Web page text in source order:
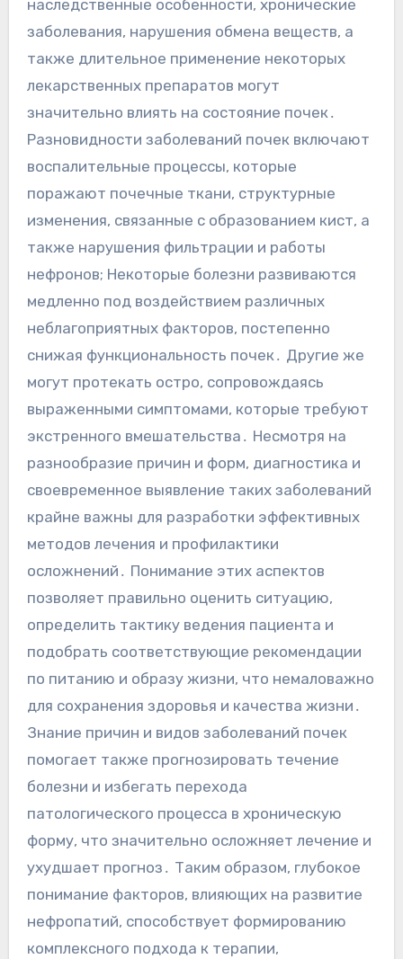
наследственные особенности, хронические
заболевания, нарушения обмена веществ, а
также длительное применение некоторых
лекарственных препаратов могут
значительно влиять на состояние почек․
Разновидности заболеваний почек включают
воспалительные процессы, которые
поражают почечные ткани, структурные
изменения, связанные с образованием кист, а
также нарушения фильтрации и работы
нефронов; Некоторые болезни развиваются
медленно под воздействием различных
неблагоприятных факторов, постепенно
снижая функциональность почек․ Другие же
могут протекать остро, сопровождаясь
выраженными симптомами, которые требуют
экстренного вмешательства․ Несмотря на
разнообразие причин и форм, диагностика и
своевременное выявление таких заболеваний
крайне важны для разработки эффективных
методов лечения и профилактики
осложнений․ Понимание этих аспектов
позволяет правильно оценить ситуацию,
определить тактику ведения пациента и
подобрать соответствующие рекомендации
по питанию и образу жизни, что немаловажно
для сохранения здоровья и качества жизни․
Знание причин и видов заболеваний почек
помогает также прогнозировать течение
болезни и избегать перехода
патологического процесса в хроническую
форму, что значительно осложняет лечение и
ухудшает прогноз․ Таким образом, глубокое
понимание факторов, влияющих на развитие
нефропатий, способствует формированию
комплексного подхода к терапии,